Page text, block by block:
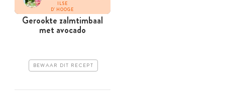
ILSE
D'HOOGE
Gerookte zalmtimbaal
met avocado
BEWAAR DIT RECEPT